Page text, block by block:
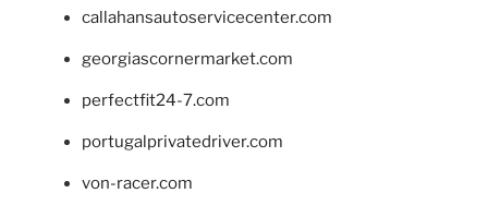
callahansautoservicecenter.com
georgiascornermarket.com
perfectfit24-7.com
portugalprivatedriver.com
von-racer.com